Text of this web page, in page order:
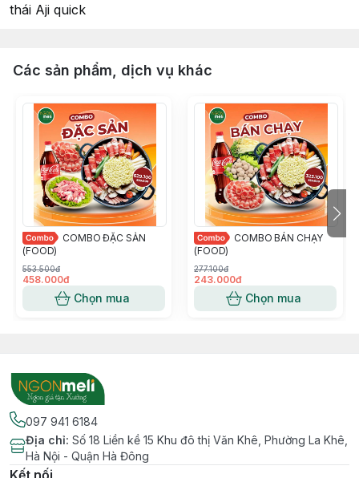
thái Aji quick
Các sản phẩm, dịch vụ khác
COMBO ĐẶC SẢN
(FOOD)
553.500đ
458.000đ
Chọn mua
COMBO BÁN CHẠY
(FOOD)
277.100đ
243.000đ
Chọn mua
097 941 6184
Địa chỉ: Số 18 Liền kề 15 Khu đô thị Văn Khê, Phường La Khê,
Hà Nội - Quận Hà Đông
Kết nối